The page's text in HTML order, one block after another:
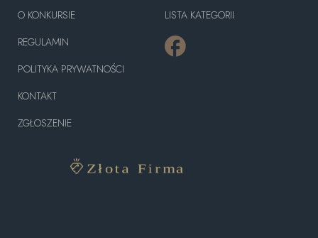
O KONKURSIE
REGULAMIN
POLITYKA PRYWATNOŚCI
KONTAKT
ZGŁOSZENIE
LISTA KATEGORII